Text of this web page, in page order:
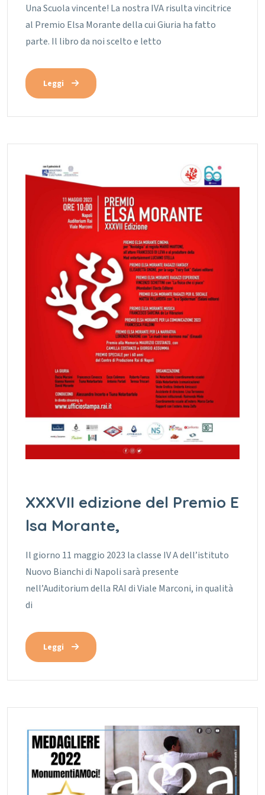
Una Scuola vincente! La nostra IVA risulta vincitrice
al Premio Elsa Morante della cui Giuria ha fatto
parte. Il libro da noi scelto e letto
Leggi
XXXVII edizione del Premio E
lsa Morante,
Il giorno 11 maggio 2023 la classe IV A dell’istituto
Nuovo Bianchi di Napoli sarà presente
nell’Auditorium della RAI di Viale Marconi, in qualità
di
Leggi